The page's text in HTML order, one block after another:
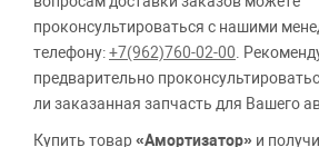
проконсультироваться с нашими
телефону:+7(962)760-02-00 .
предварительно
ли заказанная запчасть для Вашего
Купить товар«Амортизатор» и